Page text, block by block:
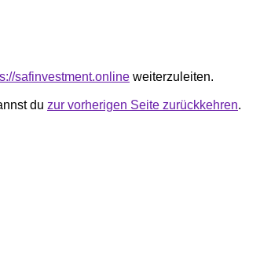
safinvestment.online weiterzuleiten.
du zur vorherigen Seite zurückkehren.